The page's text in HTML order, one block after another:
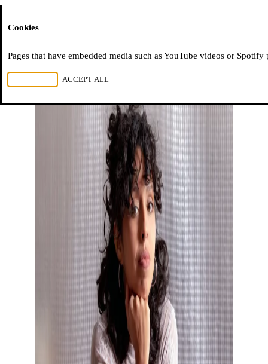
Cookies
Pages that have embedded media such as YouTube videos or
ACCEPT ALL